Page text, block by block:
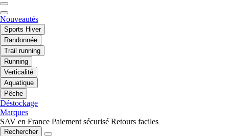
Nouveautés
Sports Hiver
Randonnée
Trail running
Running
Verticalité
Aquatique
Pêche
Déstockage
Marques
SAV en France Paiement sécurisé Retours faciles
Rechercher